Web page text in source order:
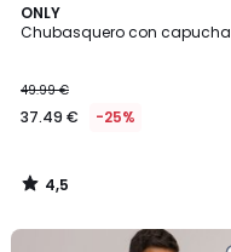
ONLY
Chubasquero con capucha
49.99 €
37.49 € -25%
4,5
/ 5
4,5
/